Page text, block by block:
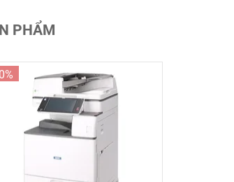
PHẨM